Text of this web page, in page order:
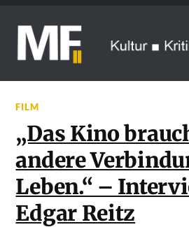
FILM
„Das Kino
andere
Leben.“ –
Edgar Reitz